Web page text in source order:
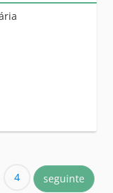
4 seguinte